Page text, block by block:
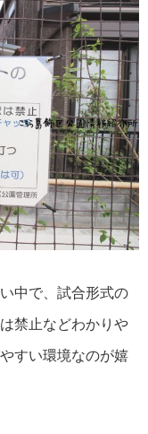
中で、試合形式の
禁止などわかりや
すい環境なのが嬉